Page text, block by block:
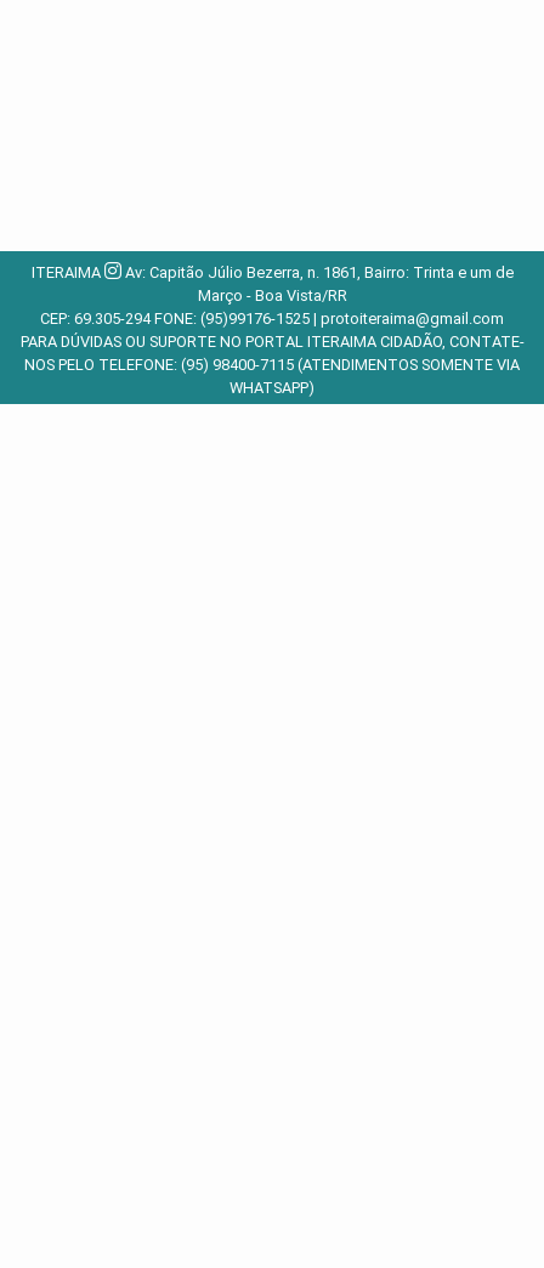
ITERAIMA
Av: Capitão Júlio Bezerra, n. 1861, Bairro: Trinta e um de
Março - Boa Vista/RR
CEP: 69.305-294 FONE: (95)99176-1525 | protoiteraima@gmail.com
PARA DÚVIDAS OU SUPORTE NO PORTAL ITERAIMA CIDADÃO, CONTATE-
NOS PELO TELEFONE: (95) 98400-7115 (ATENDIMENTOS SOMENTE VIA
WHATSAPP)